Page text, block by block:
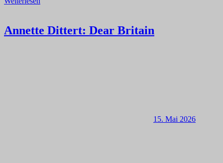
Annette Dittert: Dear Britain
15. Mai 2026